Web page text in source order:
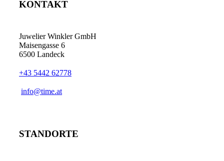
KONTAKT
Juwelier Winkler GmbH
Maisengasse 6
6500 Landeck
+43 5442 62778
info@time.at
STANDORTE